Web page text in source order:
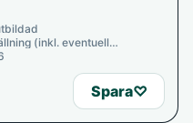
(inkl. eventuell
Spara♡